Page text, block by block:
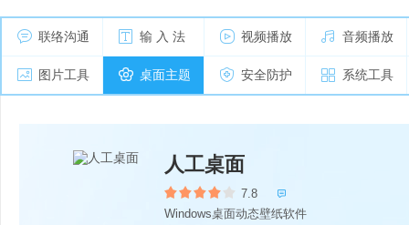
联络沟通 输 入 法 视频播放 音频播放
图片工具 桌面主题 安全防护 系统工具
人工桌面
7.8 
Windows桌面动态壁纸软件